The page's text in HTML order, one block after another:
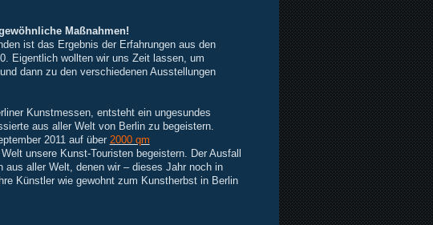
Maßnahmen!
ist das Ergebnis der Erfahrungen aus den
Eigentlich wollten wir uns Zeit lassen, um
dann zu den verschiedenen Ausstellungen
Kunstmessen, entsteht ein ungesundes
aus aller Welt von Berlin zu begeistern.
2011 auf über 2000 qm
unsere Kunst-Touristen begeistern. Der Ausfall
aller Welt, denen wir – dieses Jahr noch in
Künstler wie gewohnt zum Kunstherbst in Berlin